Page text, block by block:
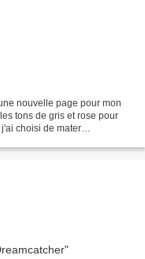
nouvelle page pour mon
tons de gris et rose pour
choisi de mater